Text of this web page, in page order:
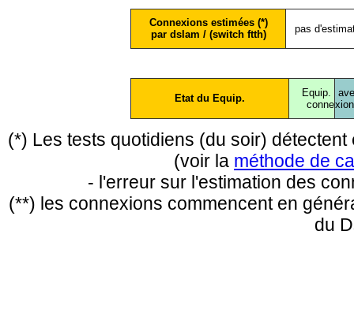
Connexions estimées (*)
par dslam / (switch ftth)
pas
Etat du Equip.
Equip.
conne
(*) Les tests quotidiens (du soir)
(voir la méthode de
- l'erreur sur l'estimation des
(**) les connexions commencent en
du